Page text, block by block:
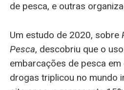
de pesca, e outras
Um estudo de 2020, sobre
Pesca, descobriu que o
embarcações de pesca
drogas triplicou no mundo